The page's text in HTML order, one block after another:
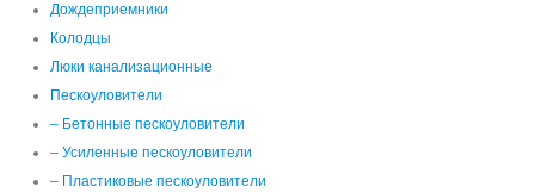
Дождеприемники
Колодцы
Люки канализационные
Пескоуловители
– Бетонные пескоуловители
– Усиленные пескоуловители
– Пластиковые пескоуловители